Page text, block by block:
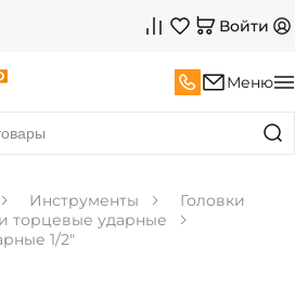
Войти
Меню
Инструменты
Головки
торцевые ударные
1/2"